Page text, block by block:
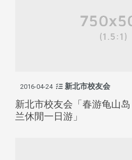
2016-04-24 新北市校友会
新北市校友会「春游龟山
兰休閒一日游」